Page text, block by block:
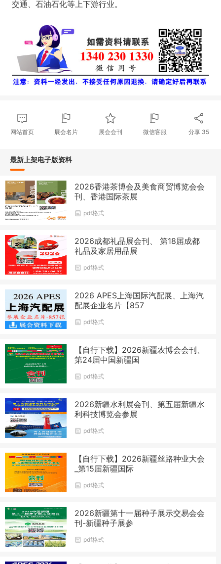
交通、石油石化等上下游行业。
网站首页 展会名片 展会会刊 微信客服 分享 35
最新上架电子版资料
2026香港茶博会及美食商贸博览会会
刊、香港国际茶展
pdf格式
2026成都礼品展会刊、 第18届成都
礼品及家居用品展
pdf格式
2026 APES上海国际汽配展、上海汽
配展企业名片【857
pdf格式
【自行下载】2026新疆农博会会刊、
第24届中国新疆国
pdf格式
2026新疆水利展会刊、第五届新疆水
利科技博览会参展
pdf格式
【自行下载】2026新疆丝路种业大会
_第15届新疆国际
pdf格式
2026新疆第十一届种子展示交易会会
刊-新疆种子展参
pdf格式